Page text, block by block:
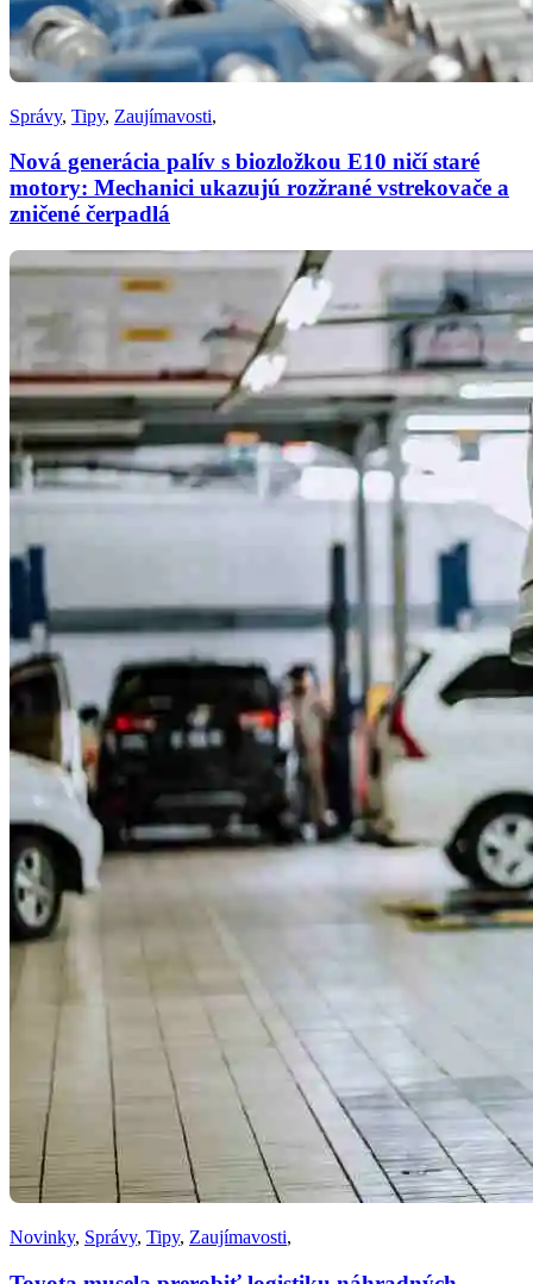
Správy, Tipy, Zaujímavosti,
Nová generácia palív s biozložkou E10 ničí staré
motory: Mechanici ukazujú rozžrané vstrekovače a
zničené čerpadlá
Novinky, Správy, Tipy, Zaujímavosti,